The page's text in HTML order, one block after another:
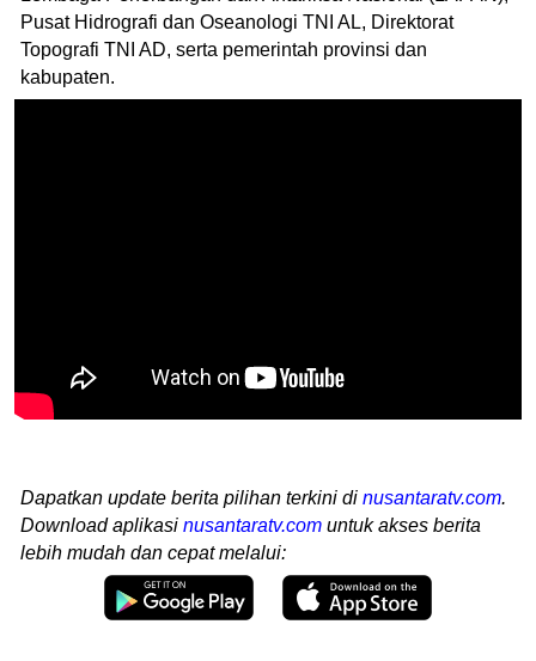
Pusat Hidrografi dan Oseanologi TNI AL, Direktorat
Topografi TNI AD, serta pemerintah provinsi dan
kabupaten.
Dapatkan update berita pilihan terkini di nusantaratv.com.
Download aplikasi nusantaratv.com untuk akses berita
lebih mudah dan cepat melalui: